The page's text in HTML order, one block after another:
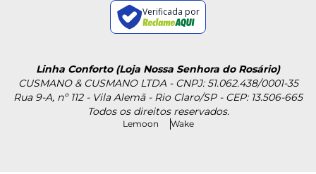
Verificada por
Linha Conforto (Loja Nossa Senhora do Rosário)
CUSMANO & CUSMANO LTDA - CNPJ: 51.062.438/0001-35
Rua 9-A, nº 112 - Vila Alemã - Rio Claro/SP - CEP: 13.506-665
Todos os direitos reservados.
Lemoon Wake